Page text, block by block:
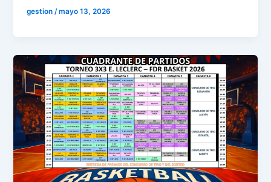
gestion /mayo 13, 2026